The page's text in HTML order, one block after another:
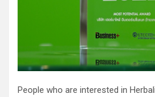
People who are interested in